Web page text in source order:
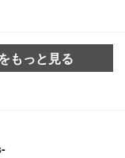
もっと見る